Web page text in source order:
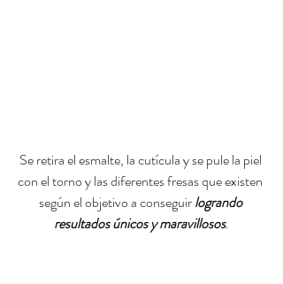
Se retira el esmalte, la cutícula y se pule la piel
con el torno y las diferentes fresas que existen
según el objetivo a conseguir logrando
resultados únicos y maravillosos.